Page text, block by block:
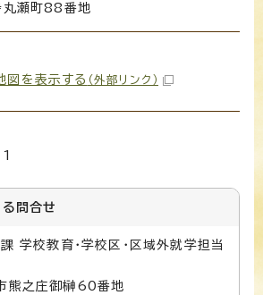
丸瀬町88番地
図を表示する （外部リンク）
問合せ
学校教育・学校区・区域外就学担当
熊之庄御榊60番地